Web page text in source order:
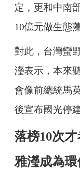
定，更和中南
10億元做生態
對此，台灣蠻
瀅表示，本來
會像前總統馬
後宣布國光停
落榜10次
雅瀅成為